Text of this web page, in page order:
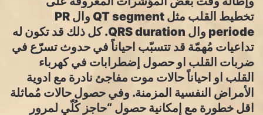
تخطيط القلب مثل QT segment وال PR
periode وال QRS duration. كل ذلك قد تكون له
تداعيات مُهمّة قد تتسبّب احياناً في حدوث تسرّع في
ضربات القلب او حصول إضطرابات في كهرباء
القلب او احياناً حالات موت مفاجئ نادرة مع ادوية
الأمراض النفسية المزمنة. وفي حصول حالات مُماثلة
اقل خطورة مع إمكانية حصول “حاجز كُلّي لمرور